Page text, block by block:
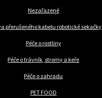
Nezařazené
přerušeného kabelu robotické sekačky
Péče o rostliny
Péče o trávník, stromy a keře
Péče o zahradu
PET FOOD